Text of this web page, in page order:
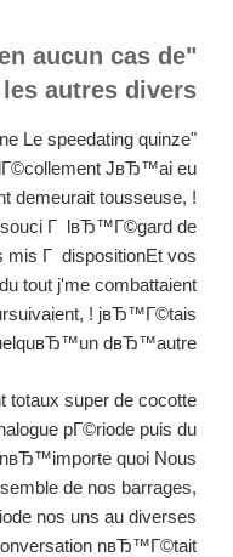
aucun cas de
autres divers"
Le speedating quinze
JвЂ™ai eu
demeurait tousseuse, !
Г lвЂ™Г©gard de
Г dispositionEt vos
tout j'me combattaient
! jвЂ™Г©tais
dвЂ™autre
super de cocotte
pГ©riode puis du
quoi Nous
de nos barrages,
nos uns au diverses
nвЂ™Г©tait